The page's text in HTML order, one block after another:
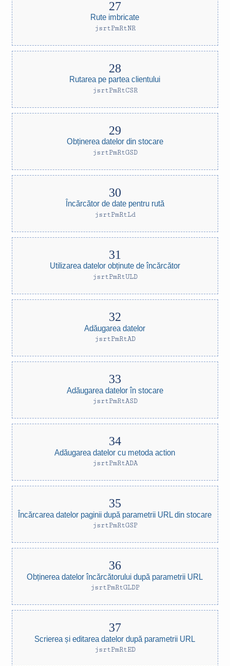
Rute imbricate
jsrtPmRtNR
Rutarea pe partea clientului
jsrtPmRtCSR
Obținerea datelor din stocare
jsrtPmRtGSD
Încărcător de date pentru rută
jsrtPmRtLd
Utilizarea datelor obținute de încărcător
jsrtPmRtULD
Adăugarea datelor
jsrtPmRtAD
Adăugarea datelor în stocare
jsrtPmRtASD
Adăugarea datelor cu metoda action
jsrtPmRtADA
Încărcarea datelor paginii după parametrii URL din stocare
jsrtPmRtGSP
Obținerea datelor încărcătorului după parametrii URL
jsrtPmRtGLDP
Scrierea și editarea datelor după parametrii URL
jsrtPmRtED